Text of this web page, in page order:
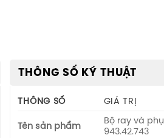
THÔNG SỐ KỸ THUẬT
THÔNG SỐ GIÁ TRỊ
Tên sản phẩm
Bộ ray và
943.42.743